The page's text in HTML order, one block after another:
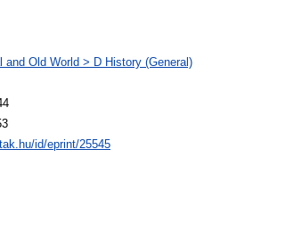
and Old World > D History (General)
id/eprint/25545